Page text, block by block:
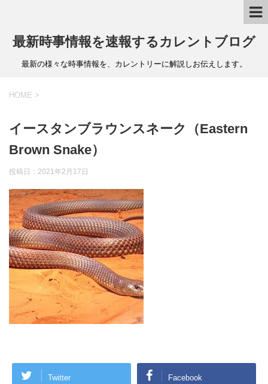
最新時事情報を速報するカレントブログ
最新の様々な時事情報を、カレントリーに解説しお伝えします。
HOME >
イースタンブラウンスネーク（Eastern
Brown Snake）
投稿日： 2021年2月17日
Twitter Facebook